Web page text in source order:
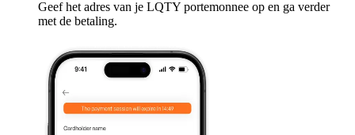
Geef het adres van je LQTY portemonnee op en ga verder
met de betaling.